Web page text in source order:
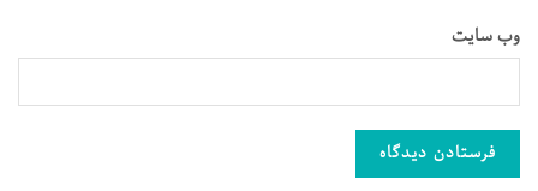
وب‌ سایت